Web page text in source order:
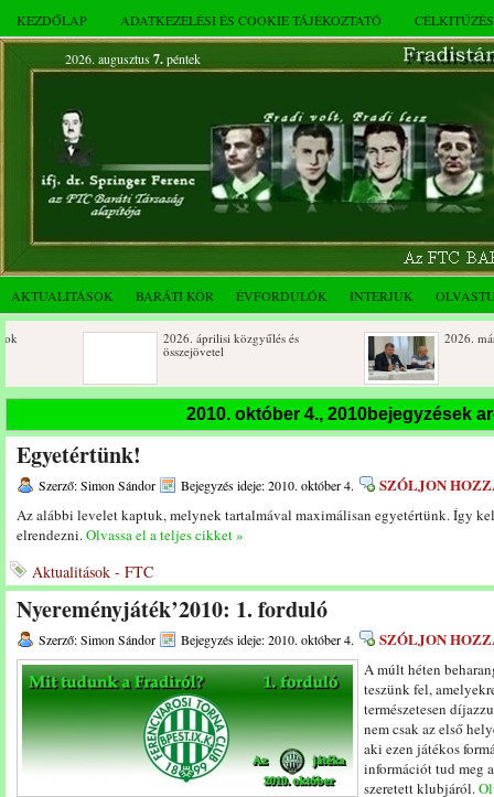
KEZDŐLAP ADATKEZELÉSI ÉS COOKIE TÁJÉKOZTATÓ
2026. augusztus 7.péntek
AKTUALITÁSOK BARÁTI KÖR ÉVFORDULÓK INTERJÚK
2026. áprilisi közgyűlés és
2026. márciusi
Születésnapi koszorúzások
Rendkívüli
novemberi
Az FTC Baráti Kör 2025. októberi
összejövetel
2010. október 4., 2010bejegyzések
Egyetértünk!
Szerző: Simon Sándor Bejegyzés ideje: 2010. október 4. SZÓLJON
Az alábbi levelet kaptuk, melynek tartalmával maximálisan egyetértünk. Így
elrendezni.Olvassa el a teljes cikket »
Aktualitások - FTC
Nyereményjáték’2010: 1. forduló
Szerző: Simon Sándor Bejegyzés ideje: 2010. október 4. SZÓLJON
A múlt héten
teszünk fel,
természetesen
nem csak az első
aki ezen játékos
információt tud meg
szeretett klubjáról.